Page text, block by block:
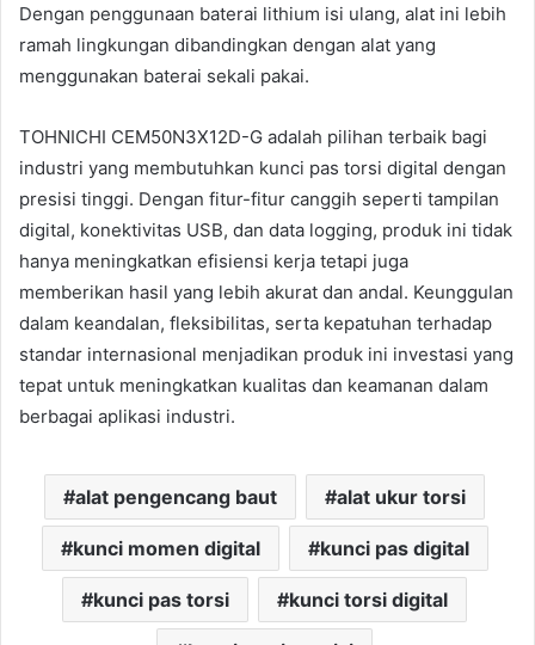
Dengan penggunaan baterai lithium isi ulang, alat ini lebih
ramah lingkungan dibandingkan dengan alat yang
menggunakan baterai sekali pakai.
TOHNICHI CEM50N3X12D-G adalah pilihan terbaik bagi
industri yang membutuhkan kunci pas torsi digital dengan
presisi tinggi. Dengan fitur-fitur canggih seperti tampilan
digital, konektivitas USB, dan data logging, produk ini tidak
hanya meningkatkan efisiensi kerja tetapi juga
memberikan hasil yang lebih akurat dan andal. Keunggulan
dalam keandalan, fleksibilitas, serta kepatuhan terhadap
standar internasional menjadikan produk ini investasi yang
tepat untuk meningkatkan kualitas dan keamanan dalam
berbagai aplikasi industri.
alat pengencang baut alat ukur torsi
kunci momen digital kunci pas digital
kunci pas torsi kunci torsi digital